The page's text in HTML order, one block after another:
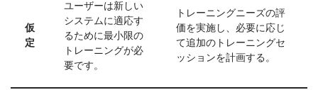
仮
定
ユーザーは新しい
システムに適応す
るために最小限の
トレーニングが必
要です。
トレーニングニーズの評
価を実施し、必要に応じ
て追加のトレーニングセ
ッションを計画する。